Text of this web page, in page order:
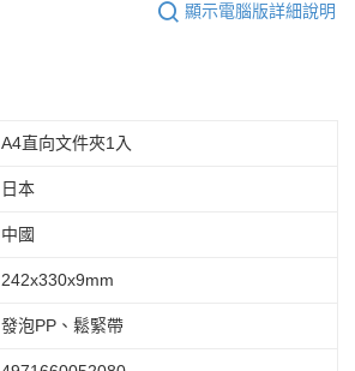
顯示電腦版詳細說明
A4直向文件夾1入
日本
中國
242x330x9mm
發泡PP、鬆緊帶